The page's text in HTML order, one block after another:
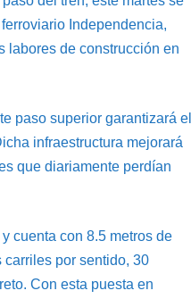
Independencia,
labores de construcción en
paso superior garantizará el
infraestructura mejorará
que diariamente perdían
cuenta con 8.5 metros de
por sentido, 30
Con esta puesta en